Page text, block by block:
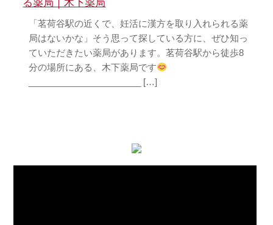
る薬局｜木下薬局
「茗荷谷駅の近くで、妊活に漢方を取り入れられる薬
局はないかな」そう思って探している方に、ぜひ知っ
ていただきたい薬局があります。茗荷谷駅から徒歩8
分の場所にある、木下薬局です
_______________________ […]